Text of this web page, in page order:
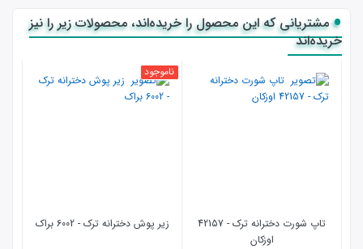
مشتریانی که این محصول را خریده‌اند، محصولات زیر را نیز
خریده‌اند
تاپ شورت دخترانه ترک - 42157
اوزکان
ناموجود
زیر پوش دخترانه ترک - 6002 براک